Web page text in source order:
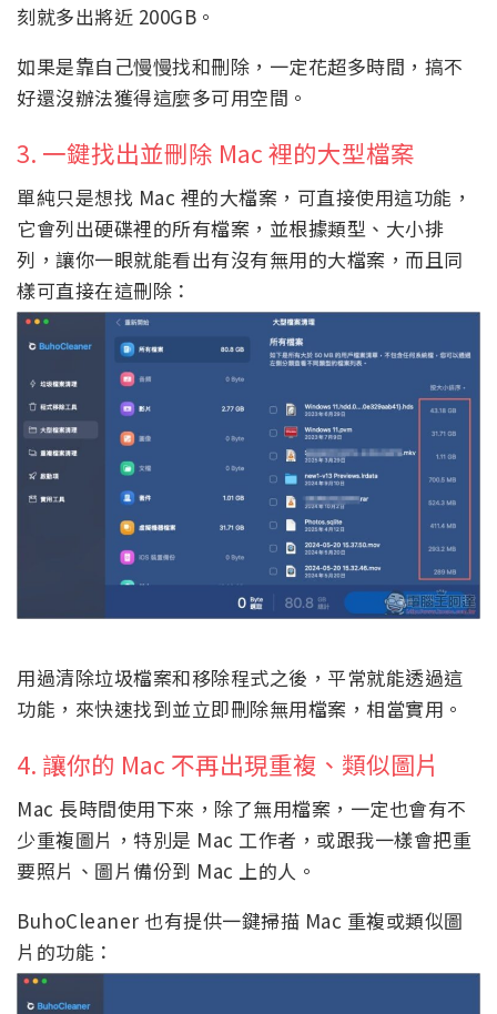
刻就多出將近 200GB。
如果是靠自己慢慢找和刪除，一定花超多時間，搞不
好還沒辦法獲得這麼多可用空間。
3. 一鍵找出並刪除 Mac 裡的大型檔案
單純只是想找 Mac 裡的大檔案，可直接使用這功能，
它會列出硬碟裡的所有檔案，並根據類型、大小排
列，讓你一眼就能看出有沒有無用的大檔案，而且同
樣可直接在這刪除：
用過清除垃圾檔案和移除程式之後，平常就能透過這
功能，來快速找到並立即刪除無用檔案，相當實用。
4. 讓你的 Mac 不再出現重複、類似圖片
Mac 長時間使用下來，除了無用檔案，一定也會有不
少重複圖片，特別是 Mac 工作者，或跟我一樣會把重
要照片、圖片備份到 Mac 上的人。
BuhoCleaner 也有提供一鍵掃描 Mac 重複或類似圖
片的功能：